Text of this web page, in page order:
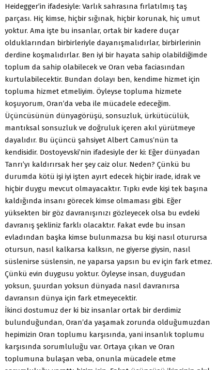
Heidegger’in ifadesiyle: Varlık sahrasına fırlatılmış taş
parçası. Hiç kimse, hiçbir sığınak, hiçbir korunak, hiç umut
yoktur. Ama işte bu insanlar, ortak bir kadere duçar
olduklarından birbirleriyle dayanışmalıdırlar, birbirlerinin
derdine koşmalıdırlar. Ben iyi bir hayata sahip olabildiğimde
toplum da sahip olabilecek ve Oran veba faciasından
kurtulabilecektir. Bundan dolayı ben, kendime hizmet için
topluma hizmet etmeliyim. Öyleyse topluma hizmete
koşuyorum, Oran’da veba ile mücadele edeceğim.
Üçüncüsünün dünyagörüşü, sonsuzluk, ürkütücülük,
mantıksal sonsuzluk ve doğruluk içeren akıl yürütmeye
dayalıdır. Bu üçüncü şahsiyet Albert Camus’nün ta
kendisidir. Dostoyevski’nin ifadesiyle der ki: Eğer dünyadan
Tanrı’yı kaldırırsak her şey caiz olur. Neden? Çünkü bu
durumda kötü işi iyi işten ayırt edecek hiçbir irade, idrak ve
hiçbir duygu mevcut olmayacaktır. Tıpkı evde kişi tek başına
kaldığında insanı görecek kimse olmaması gibi. Eğer
yüksekten bir göz davranışınızı gözleyecek olsa bu evdeki
davranış şekliniz farklı olacaktır. Fakat evde bu insan
evladından başka kimse bulunmazsa bu kişi nasıl oturursa
otursun, nasıl kalkarsa kalksın, ne giyerse giysin, nasıl
süslenirse süslensin, ne yaparsa yapsın bu ev için fark etmez.
Çünkü evin duygusu yoktur. Öyleyse insan, duygudan
yoksun, şuurdan yoksun dünyada nasıl davranırsa
davransın dünya için fark etmeyecektir.
İkinci dostumuz der ki biz insanlar ortak bir derdimiz
bulunduğundan, Oran’da yaşamak zorunda olduğumuzdan
hepimizin Oran toplumu karşısında, yani insanlık toplumu
karşısında sorumluluğu var. Ortaya çıkan ve Oran
toplumuna bulaşan veba, onunla mücadele etme